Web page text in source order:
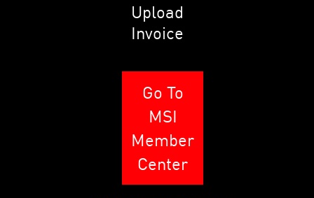
Upload
Invoice
Go To
MSI
Member
Center